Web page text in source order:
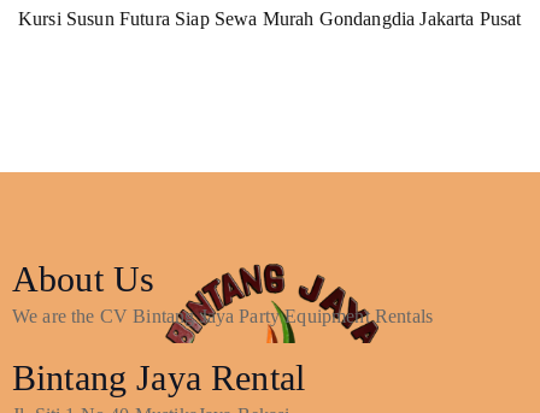
Kursi Susun Futura Siap Sewa Murah Gondangdia Jakarta Pusat
About Us
We are the CV Bintang Jaya Party Equipment Rentals
Bintang Jaya Rental